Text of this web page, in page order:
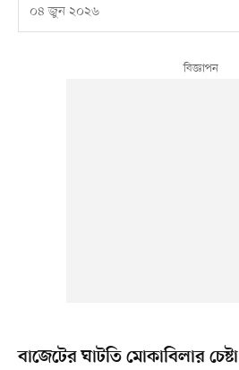
০৪ জুন ২০২৬
বাজেটের ঘাটতি মোকাবিলার চেষ্টা